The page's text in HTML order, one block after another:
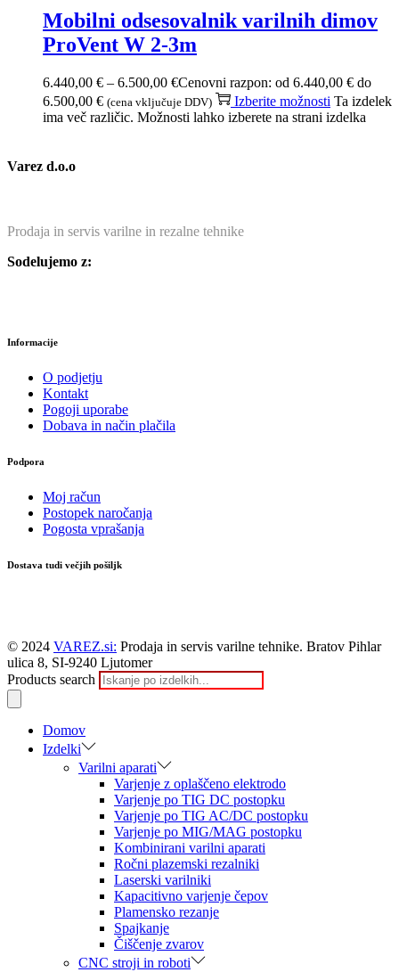
Mobilni odsesovalnik varilnih dimov
ProVent W 2-3m
6.440,00 € – 6.500,00 €Cenovni razpon: od 6.440,00 € do
6.500,00 € (cena vključuje DDV) Izberite možnosti Ta izdelek
ima več različic. Možnosti lahko izberete na strani izdelka
Varez d.o.o
Prodaja in servis varilne in rezalne tehnike
Sodelujemo z:
Informacije
O podjetju
Kontakt
Pogoji uporabe
Dobava in način plačila
Podpora
Moj račun
Postopek naročanja
Pogosta vprašanja
Dostava tudi večjih pošiljk
© 2024 VAREZ.si: Prodaja in servis varilne tehnike. Bratov Pihlar
ulica 8, SI-9240 Ljutomer
Products search
Domov
Izdelki
Varilni aparati
Varjenje z oplaščeno elektrodo
Varjenje po TIG DC postopku
Varjenje po TIG AC/DC postopku
Varjenje po MIG/MAG postopku
Kombinirani varilni aparati
Ročni plazemski rezalniki
Laserski varilniki
Kapacitivno varjenje čepov
Plamensko rezanje
Spajkanje
Čiščenje zvarov
CNC stroji in roboti